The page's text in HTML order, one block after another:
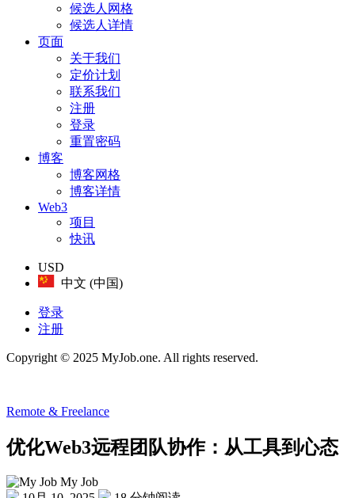
候选人网格
候选人详情
页面
关于我们
定价计划
联系我们
注册
登录
重置密码
博客
博客网格
博客详情
Web3
项目
快讯
USD
中文 (中国)
登录
注册
Copyright © 2025 MyJob.one. All rights reserved.
Remote & Freelance
优化Web3远程团队协作：从工具到心态
My Job